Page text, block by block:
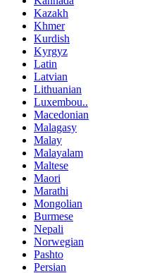
Kazakh
Khmer
Kurdish
Kyrgyz
Latin
Latvian
Lithuanian
Luxembou..
Macedonian
Malagasy
Malay
Malayalam
Maltese
Maori
Marathi
Mongolian
Burmese
Nepali
Norwegian
Pashto
Persian